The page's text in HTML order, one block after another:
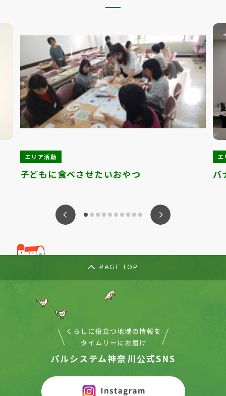
エリア活動
子どもに食べさせたいおやつ
エ
バ
PAGE TOP
パルシステム神奈川公式SNS